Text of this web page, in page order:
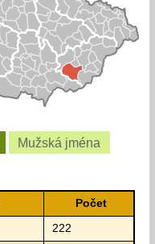
Mužská jména
Počet
222